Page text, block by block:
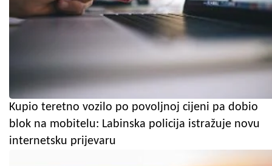
Kupio teretno vozilo po povoljnoj cijeni pa dobio
blok na mobitelu: Labinska policija istražuje novu
internetsku prijevaru